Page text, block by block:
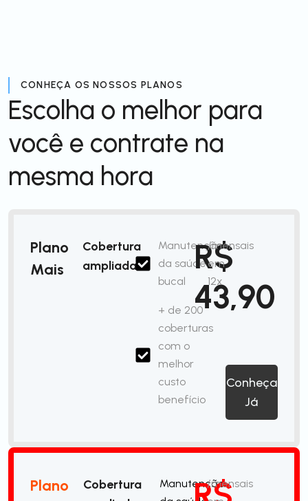
CONHEÇA OS NOSSOS PLANOS
Escolha o melhor para
você e contrate na
mesma hora
Plano
Mais
Cobertura
ampliada
Manutenção
da saúde
bucal
+ de 200
coberturas
com o
melhor
custo
benefício
R$
43,90
/mensais
em
12x
Conheça
Já
Plano
Cobertura
Manutenção/mensais